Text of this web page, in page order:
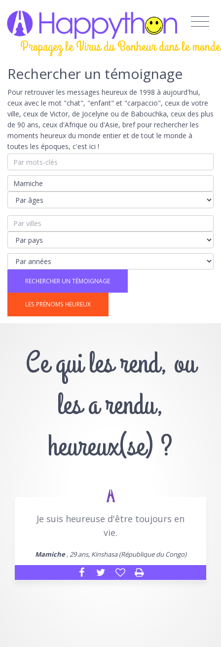
Propagez le Virus du Bonheur dans le monde
Rechercher un témoignage
Pour retrouver les messages heureux de 1998 à aujourd'hui,
ceux avec le mot "chat", "enfant" et "carpaccio", ceux de votre
ville, ceux de Victor, de Jocelyne ou de Babouchka, ceux des plus
de 90 ans, ceux d'Afrique ou d'Asie, bref pour rechercher les
moments heureux du monde entier et de tout le monde à
toutes les époques, c'est ici !
LES PRÉNOMS HEUREUX
Ce qui les rend, ou
les a rendu,
heureux(se) ?
Je suis heureuse d'être toujours en
vie.
Mamiche, 29 ans, Kinshasa (République du Congo)